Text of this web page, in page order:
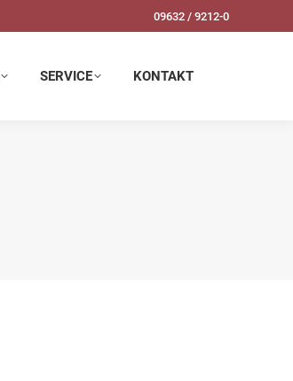
09632 / 9212-0
SERVICE KONTAKT